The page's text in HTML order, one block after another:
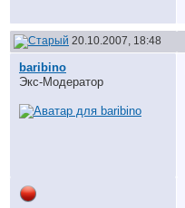
20.10.2007, 18:48
baribino
Экс-Модератор